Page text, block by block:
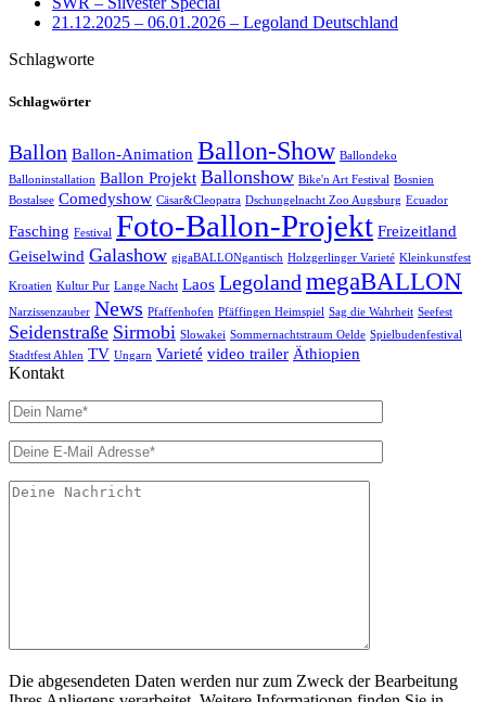
21.12.2025 – 06.01.2026 – Legoland Deutschland
Schlagworte
Schlagwörter
Ballon Ballon-Animation Ballon-Show Ballondeko
Balloninstallation Ballon Projekt Ballonshow Bike'n Art Festival Bosnien
Bostalsee Comedyshow Cäsar&Cleopatra Dschungelnacht Zoo Augsburg Ecuador
Fasching Festival Foto-Ballon-Projekt Freizeitland
Geiselwind Galashow gigaBALLONgantisch Holzgerlinger Varieté Kleinkunstfest
Kroatien Kultur Pur Lange Nacht Laos Legoland megaBALLON
Narzissenzauber News Pfaffenhofen Pfäffingen Heimspiel Sag die Wahrheit Seefest
Seidenstraße Sirmobi Slowakei Sommernachtstraum Oelde Spielbudenfestival
Stadtfest Ahlen TV Ungarn Varieté video trailer Äthiopien
Kontakt
Die abgesendeten Daten werden nur zum Zweck der Bearbeitung